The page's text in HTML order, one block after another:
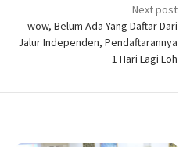
Next post
wow, Belum Ada Yang Daftar Dari
Jalur Independen, Pendaftarannya
1 Hari Lagi Loh